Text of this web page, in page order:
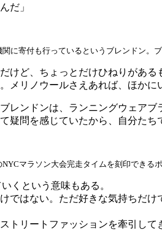
だ」
寄付も行っているというブレンドン。
けど、ちょっとだけひねりがあ
メリノウールさえあれば、ほかに
ンドンは、ランニングウェアブ
疑問を感じていたから、自分た
マラソン大会完走タイムを刻印できる
くという意味もある。
ではない。ただ好きな気持ちだ
リートファッションを牽引し